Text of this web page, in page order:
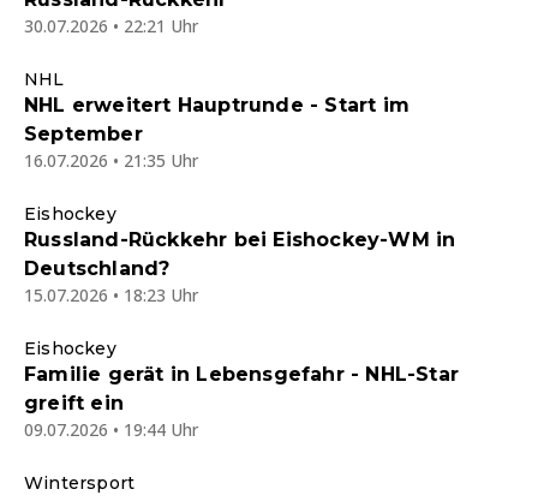
30.07.2026 • 22:21 Uhr
NHL
NHL erweitert Hauptrunde - Start im
September
16.07.2026 • 21:35 Uhr
Eishockey
Russland-Rückkehr bei Eishockey-WM in
Deutschland?
15.07.2026 • 18:23 Uhr
Eishockey
Familie gerät in Lebensgefahr - NHL-Star
greift ein
09.07.2026 • 19:44 Uhr
Wintersport